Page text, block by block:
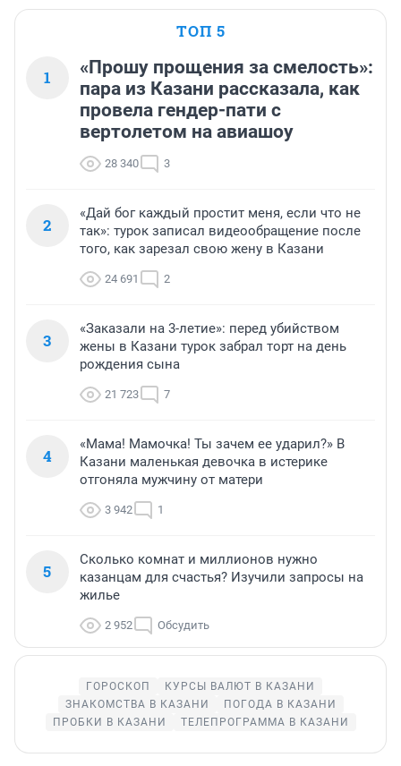
ТОП 5
1
«Прошу прощения за смелость»:
пара из Казани рассказала, как
провела гендер-пати с
вертолетом на авиашоу
28 340 3
2
«Дай бог каждый простит меня, если что не
так»: турок записал видеообращение после
того, как зарезал свою жену в Казани
24 691 2
3
«Заказали на 3-летие»: перед убийством
жены в Казани турок забрал торт на день
рождения сына
21 723 7
4
«Мама! Мамочка! Ты зачем ее ударил?» В
Казани маленькая девочка в истерике
отгоняла мужчину от матери
3 942 1
5
Сколько комнат и миллионов нужно
казанцам для счастья? Изучили запросы на
жилье
2 952 Обсудить
ГОРОСКОП
КУРСЫ ВАЛЮТ В КАЗАНИ
ЗНАКОМСТВА В КАЗАНИ
ПОГОДА В КАЗАНИ
ПРОБКИ В КАЗАНИ
ТЕЛЕПРОГРАММА В КАЗАНИ